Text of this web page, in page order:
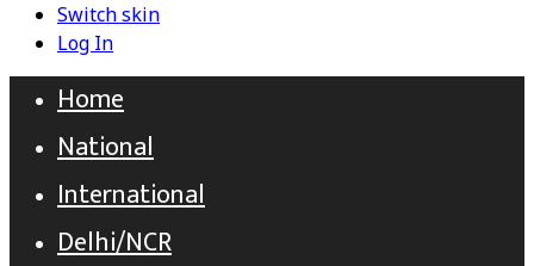
Switch skin
Log In
Home
National
International
Delhi/NCR